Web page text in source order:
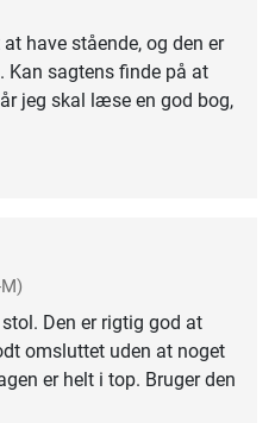
have stående, og den er
Kan sagtens finde på at
jeg skal læse en god bog,
Den er rigtig god at
omsluttet uden at noget
er helt i top. Bruger den